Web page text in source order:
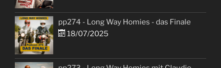
pp274 - Long Way Homies - das Finale
18/07/2025